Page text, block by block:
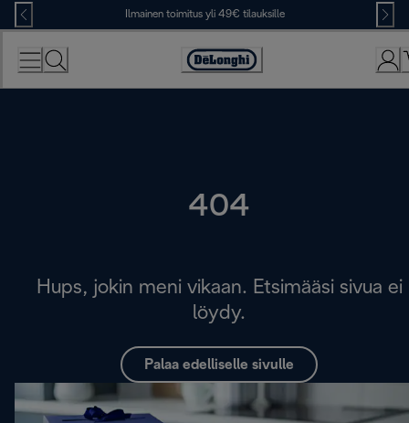
Skip
to
Content
Ilmainen toimitus yli 49€ tilauksille
Accessibility
Statement
404
Hups, jokin meni vikaan. Etsimääsi sivua ei
löydy.
Palaa edelliselle sivulle